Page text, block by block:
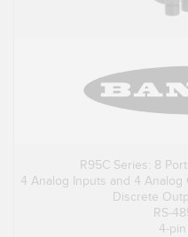
R95C Series: 8
4 Analog Inputs and 4
Discrete
RS-
4-